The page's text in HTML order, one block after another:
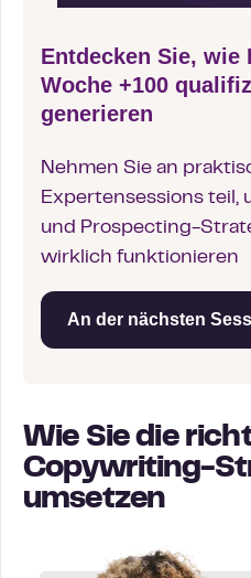
Entdecken Sie, wie
Woche +100
generieren
Nehmen Sie an
Expertensessions teil,
und Prospecting-
wirklich funktionieren
An der nächsten
Wie Sie die
Copywriting-
umsetzen